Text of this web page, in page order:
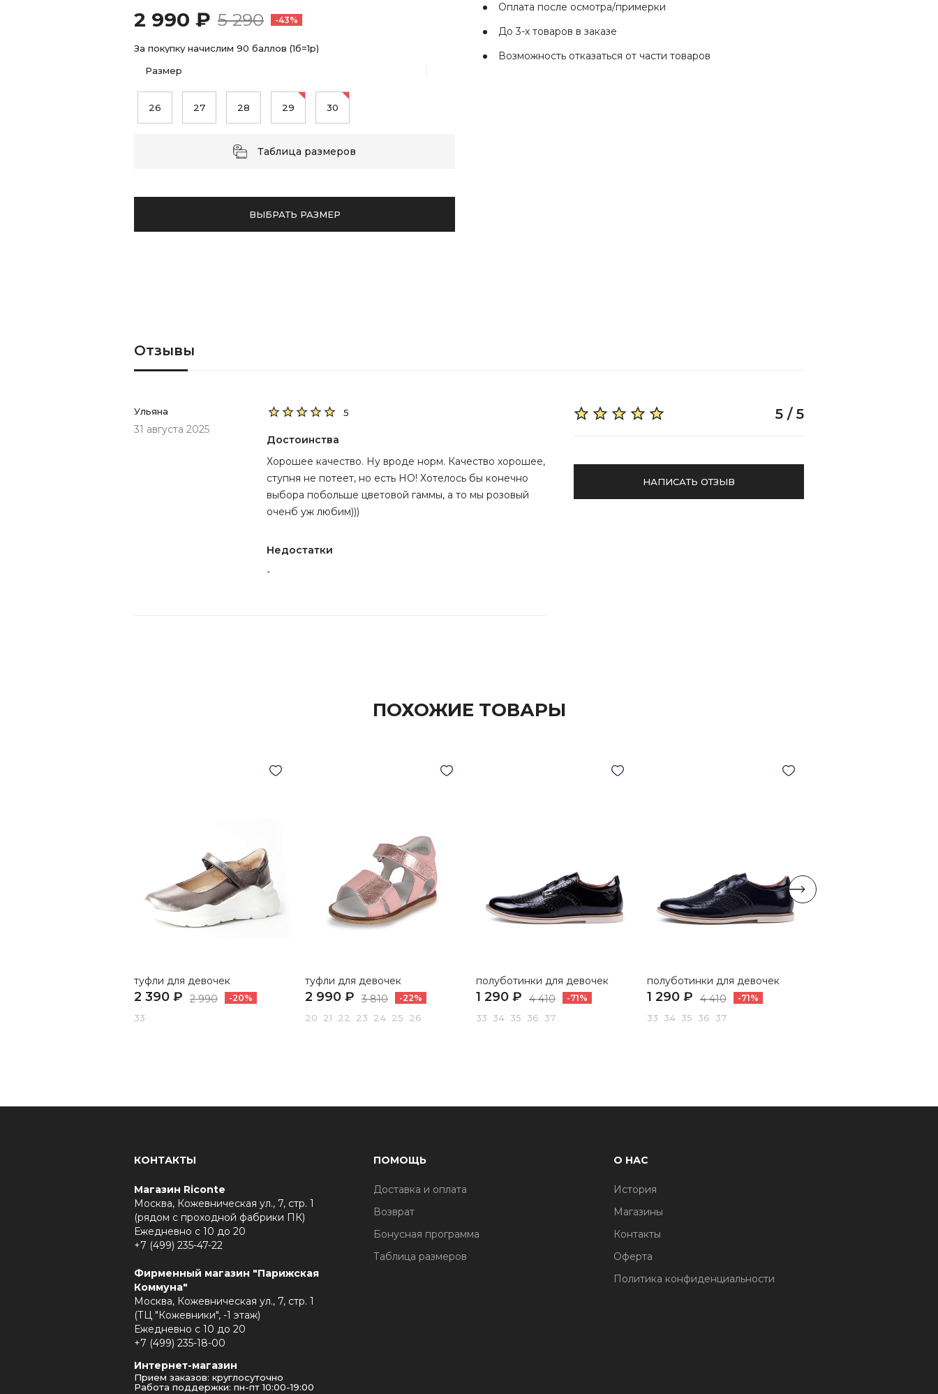
2 990 ₽ 5 290 -43%
За покупку начислим 90 баллов (1б=1р)
Размер
26 27 28 29 30
Таблица размеров
ВЫБРАТЬ РАЗМЕР
Оплата после осмотра/примерки
До 3-х товаров в заказе
Возможность отказаться от части товаров
Отзывы
Ульяна
31 августа 2025
5
Достоинства
Хорошее качество. Ну вроде норм. Качество хорошее,
ступня не потеет, но есть НО! Хотелось бы конечно
выбора побольше цветовой гаммы, а то мы розовый
оченб уж любим)))
Недостатки
-
5 / 5
НАПИСАТЬ ОТЗЫВ
ПОХОЖИЕ ТОВАРЫ
туфли для девочек
2 390 ₽ 2 990 -20%
33
туфли для девочек
2 990 ₽ 3 810 -22%
20 21 22 23 24 25 26
полуботинки для девочек
1 290 ₽ 4 410 -71%
33 34 35 36 37
полуботинки для девочек
1 290 ₽ 4 410 -71%
33 34 35 36 37
КОНТАКТЫ
Магазин Riconte
Москва, Кожевническая ул., 7, стр. 1
(рядом с проходной фабрики ПК)
Ежедневно с 10 до 20
+7 (499) 235-47-22
Фирменный магазин "Парижская
Коммуна"
Москва, Кожевническая ул., 7, стр. 1
(ТЦ "Кожевники", -1 этаж)
Ежедневно с 10 до 20
+7 (499) 235-18-00
Интернет-магазин
Прием заказов: круглосуточно
Работа поддержки: пн-пт 10:00-19:00
ПОМОЩЬ
Доставка и оплата
Возврат
Бонусная программа
Таблица размеров
О НАС
История
Магазины
Контакты
Оферта
Политика конфиденциальности